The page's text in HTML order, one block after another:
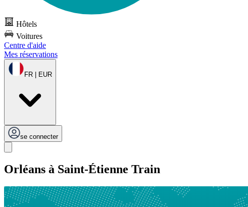
Hôtels
Voitures
Centre d'aide
Mes réservations
FR | EUR
se connecter
Orléans à Saint-Étienne Train